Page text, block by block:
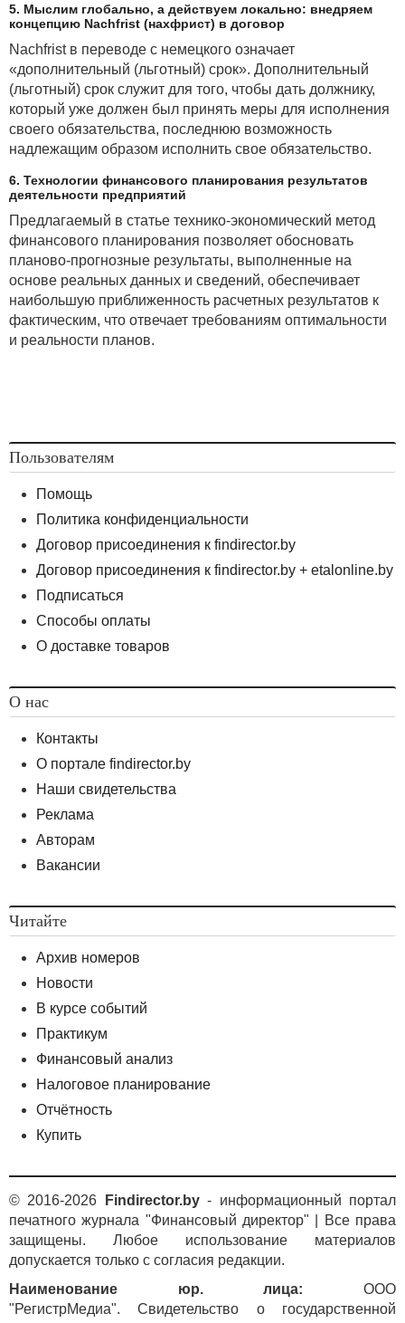
5. Мыслим глобально, а действуем локально: внедряем
концепцию Nachfrist (нахфрист) в договор
Nachfrist в переводе с немецкого означает
«дополнительный (льготный) срок». Дополнительный
(льготный) срок служит для того, чтобы дать должнику,
который уже должен был принять меры для исполнения
своего обязательства, последнюю возможность
надлежащим образом исполнить свое обязательство.
6. Технологии финансового планирования результатов
деятельности предприятий
Предлагаемый в статье технико-экономический метод
финансового планирования позволяет обосновать
планово-прогнозные результаты, выполненные на
основе реальных данных и сведений, обеспечивает
наибольшую приближенность расчетных результатов к
фактическим, что отвечает требованиям оптимальности
и реальности планов.
Пользователям
Помощь
Политика конфиденциальности
Договор присоединения к findirector.by
Договор присоединения к findirector.by + etalonline.by
Подписаться
Способы оплаты
О доставке товаров
О нас
Контакты
О портале findirector.by
Наши свидетельства
Реклама
Авторам
Вакансии
Читайте
Архив номеров
Новости
В курсе событий
Практикум
Финансовый анализ
Налоговое планирование
Отчётность
Купить
© 2016-2026 Findirector.by- информационный портал
печатного журнала "Финансовый директор" | Все права
защищены. Любое использование материалов
допускается только с согласия редакции.
Наименование юр. лица: ООО
"РегистрМедиа". Свидетельство о государственной